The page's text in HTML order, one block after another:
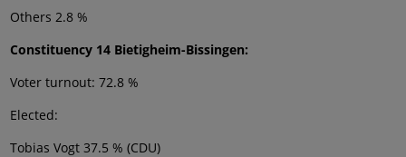
Others 2.8 %
Constituency 14 Bietigheim-Bissingen:
Voter turnout: 72.8 %
Elected:
Tobias Vogt 37.5 % (CDU)